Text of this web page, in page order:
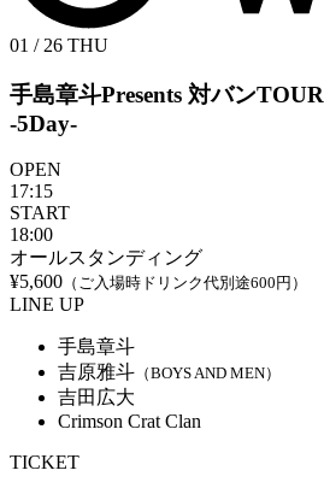
01 / 26 THU
手島章斗Presents 対バンTOUR
-5Day-
OPEN
17:15
START
18:00
オールスタンディング
¥5,600 （ご入場時ドリンク代別途600円）
LINE UP
手島章斗
吉原雅斗 （BOYS AND MEN）
吉田広大
Crimson Crat Clan
TICKET